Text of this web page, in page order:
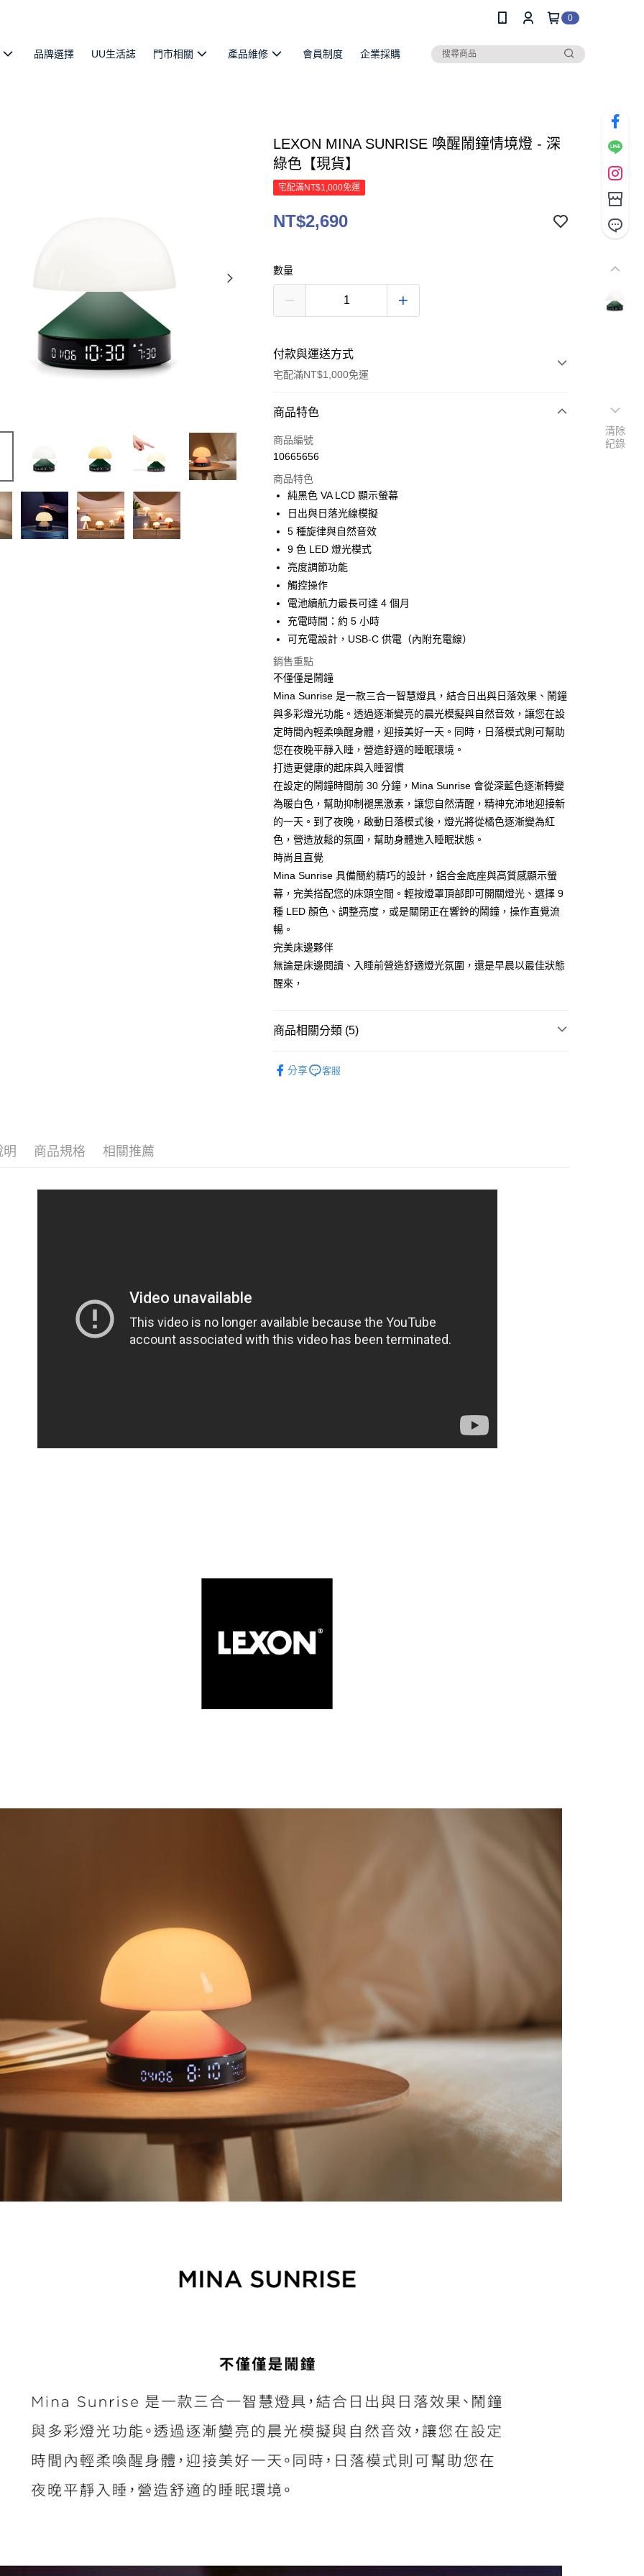
0
品牌選擇 UU生活誌 門市相關 產品維修 會員制度 企業採購
LEXON MINA SUNRISE 喚醒鬧鐘情境燈 - 深
綠色【現貨】
宅配滿NT$1,000免運
NT$2,690
數量
付款與運送方式
宅配滿NT$1,000免運
付款方式
信用卡一次付款
3 期 0 利率 每期 NT$896
合作金庫商業銀行
華南商業銀行
國泰世華商業銀行
臺灣中小企業銀行
匯豐（台灣）商業銀行
聯邦商業銀行
元大商業銀行
台新國際商業銀行
中國信託商業銀行
台灣樂天信用卡公司
6 期 0 利率 每期NT$448
合作金庫商業銀行
華南商業銀行
上海商業儲蓄銀行
臺灣中小企業銀行
匯豐（台灣）商業銀行
聯邦商業銀行
元大商業銀行
永豐商業銀行
台新國際商業銀行
台灣樂天信用卡公司
LINE Pay
Apple Pay
ATM付款
運送方式
黑貓宅急便
每筆NT$120，滿NT$1,000(含以上)免運費
黑貓宅配(離島)
每筆NT$250，滿NT$2,000(含以上)免運費
付款後門市自取
每筆NT$120，滿NT$1,000(含以上)免運費
商品特色
商品編號
10665656
商品特色
純黑色 VA LCD 顯示螢幕
日出與日落光線模擬
5 種旋律與自然音效
9 色 LED 燈光模式
亮度調節功能
觸控操作
電池續航力最長可達 4 個月
充電時間：約 5 小時
可充電設計，USB-C 供電（內附充電線）
銷售重點
不僅僅是鬧鐘
Mina Sunrise 是一款三合一智慧燈具，結合日出與日落效果、鬧鐘
與多彩燈光功能。透過逐漸變亮的晨光模擬與自然音效，讓您在設
定時間內輕柔喚醒身體，迎接美好一天。同時，日落模式則可幫助
您在夜晚平靜入睡，營造舒適的睡眠環境。
打造更健康的起床與入睡習慣
在設定的鬧鐘時間前 30 分鐘，Mina Sunrise 會從深藍色逐漸轉變
為暖白色，幫助抑制褪黑激素，讓您自然清醒，精神充沛地迎接新
的一天。到了夜晚，啟動日落模式後，燈光將從橘色逐漸變為紅
色，營造放鬆的氛圍，幫助身體進入睡眠狀態。
時尚且直覺
Mina Sunrise 具備簡約精巧的設計，鋁合金底座與高質感顯示螢
幕，完美搭配您的床頭空間。輕按燈罩頂部即可開關燈光、選擇 9
種 LED 顏色、調整亮度，或是關閉正在響鈴的鬧鐘，操作直覺流
暢。
完美床邊夥伴
無論是床邊閱讀、入睡前營造舒適燈光氛圍，還是早晨以最佳狀態
醒來，
商品相關分類 (5)
分享 客服
明 商品規格 相關推薦
清除
紀錄